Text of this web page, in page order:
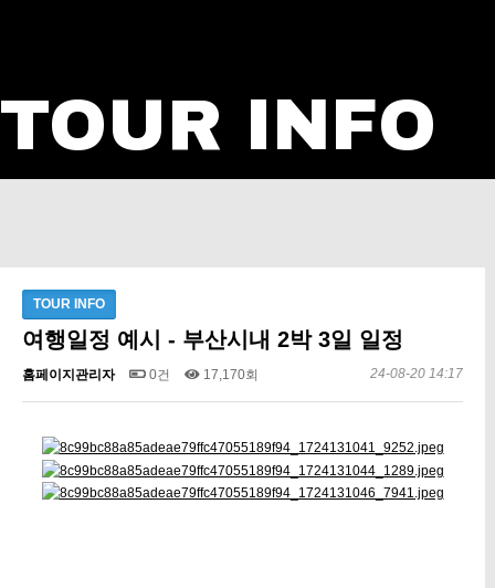
TOUR INFO
TOUR INFO
여행일정 예시 - 부산시내 2박 3일 일정
홈페이지관리자 0건 17,170회 24-08-20 14:17